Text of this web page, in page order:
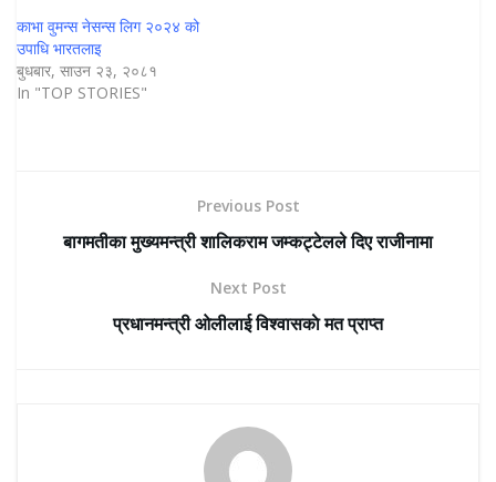
काभा वुमन्स नेसन्स लिग २०२४ को
उपाधि भारतलाइ
बुधबार, साउन २३, २०८१
In "TOP STORIES"
Previous Post
बागमतीका मुख्यमन्त्री शालिकराम जम्कट्टेलले दिए राजीनामा
Next Post
प्रधानमन्त्री ओलीलाई विश्वासकाे मत प्राप्त